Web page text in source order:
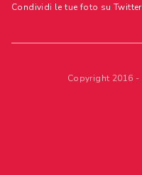
Condividi le tue foto su
Copyright 2016